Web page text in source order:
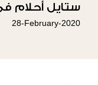
ستايل أحلام
28-February-2020